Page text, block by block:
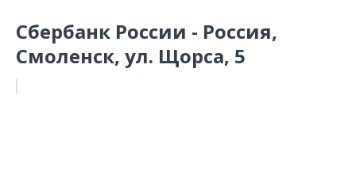
Сбербанк России - Россия,
Смоленск, ул. Щорса, 5